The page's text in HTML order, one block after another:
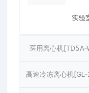
实验
医用离心机[TD5A-
高速冷冻离心机